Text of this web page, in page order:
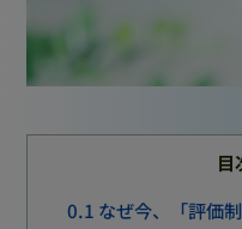
目
0.1 なぜ今、「評価